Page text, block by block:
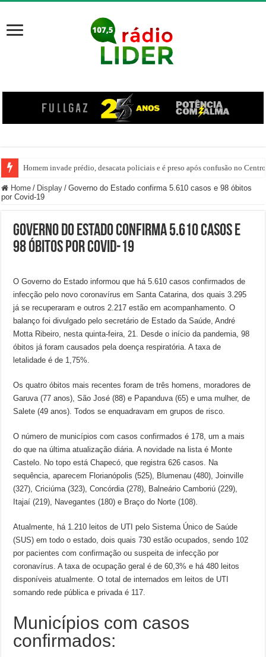
Homem invade prédio, desacata policiais e é preso após confusão no
Home / Display / Governo do Estado confirma 5.610 casos e 98 óbitos
por Covid-19
Governo do Estado confirma 5.610 casos e
98 óbitos por Covid-19
O Governo do Estado informou que há 5.610 casos confirmados de
infecção pelo novo coronavírus em Santa Catarina, dos quais 3.295
já se recuperaram e outros 2.217 estão em acompanhamento. O
balanço foi divulgado pelo secretário de Estado da Saúde, André
Motta Ribeiro, nesta quinta-feira, 21. Desde o início da pandemia, 98
óbitos já foram causados pela doença respiratória. A taxa de
letalidade é de 1,75%.
Os quatro óbitos mais recentes foram de três homens, moradores de
Garuva (77 anos), São José (88) e Papanduva (65) e uma mulher, de
Salete (49 anos). Todos se enquadravam em grupos de risco.
O número de municípios com casos confirmados é 178, um a mais
do que na última atualização diária. A novidade na lista é Monte
Castelo. No topo está Chapecó, que registra 626 casos. Na
sequência, aparecem Florianópolis (525), Blumenau (480), Joinville
(327), Criciúma (323), Concórdia (278), Balneário Camboriú (229),
Itajaí (219), Navegantes (180) e Braço do Norte (108).
Atualmente, há 1.210 leitos de UTI pelo Sistema Único de Saúde
(SUS) em todo o estado, dois quais 730 estão ocupados, sendo 102
por pacientes com confirmação ou suspeita de infecção por
coronavírus. A taxa de ocupação geral é de 60,3% e há 480 leitos
disponíveis atualmente. O total de internados em leitos de UTI
somando rede pública e privada é 117.
Municípios com casos
confirmados: